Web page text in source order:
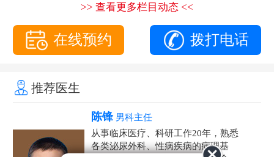
>> 查看更多栏目动态 <<
在线预约 拨打电话
推荐医生
陈锋 男科主任
从事临床医疗、科研工作20年，熟悉
各类泌尿外科、性病疾病的病理基